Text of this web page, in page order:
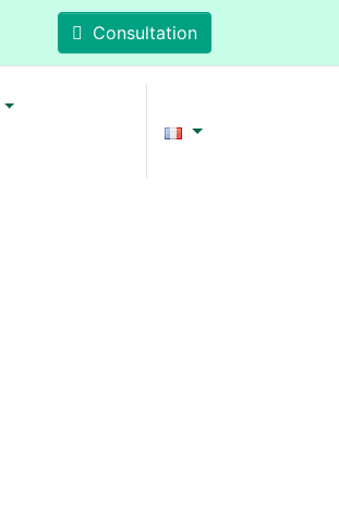
Consultation